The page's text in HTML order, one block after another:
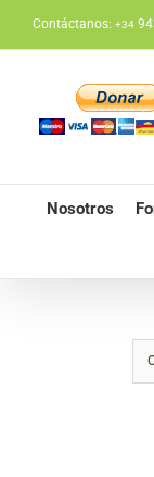
contenido
Contáctanos: +34
Nosotros